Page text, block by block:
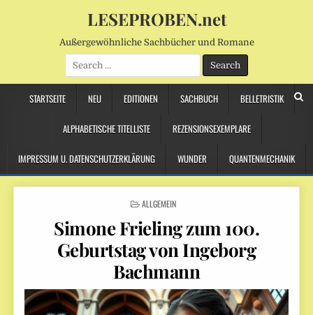
LESEPROBEN.net
Außergewöhnliche Sachbücher und Romane
Search
for:
STARTSEITE NEU EDITIONEN SACHBUCH BELLETRISTIK
ALPHABETISCHE TITELLISTE REZENSIONSEXEMPLARE
IMPRESSUM U. DATENSCHUTZERKLÄRUNG WUNDER QUANTENMECHANIK
POSTED
ALLGEMEIN
Simone Frieling zum 100.
Geburtstag von Ingeborg
Bachmann